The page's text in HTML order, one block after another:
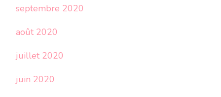
septembre 2020
août 2020
juillet 2020
juin 2020